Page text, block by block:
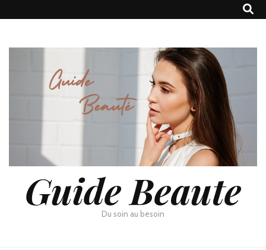
Guide Beaute
Du soin au besoin